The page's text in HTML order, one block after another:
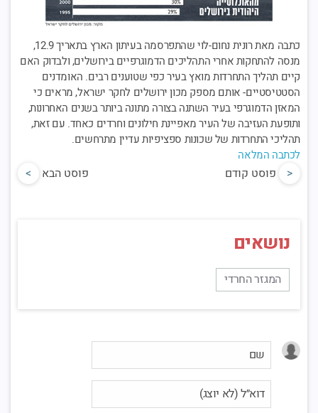
כתבה מאת רונית נחום-לוי שהתפרסמה בעיתון הארץ בתאריך 12.9,
מנסה להתחקות אחרי התהליכים הדמוגרפיים בירושלים, ולבדוק האם
קיים תהליך התחרדות מואץ בעיר כפי שטוענים רבים. האומדנים
הסטטיסטיים- אותם מספק מכון ירושלים לחקר ישראל, מראים כי
המאזן הדמוגרפי בעיר השתנה בצורה מתונה ביותר בשנים האחרונות,
ותופעת העזיבה של העיר מאפיינת חילונים וחרדים כאחד. עם זאת,
תהליכי התחרדות של שכונות ספציפיות עדיין מתרחשים.
לכתבה המלאה
< פוסט קודם פוסט הבא >
נושאים
המגזר החרדי